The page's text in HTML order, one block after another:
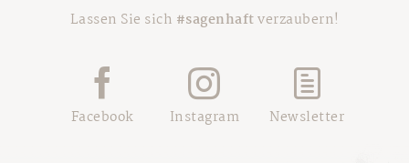
Lassen Sie sich #sagenhaftverzaubern!
Facebook Instagram Newsletter